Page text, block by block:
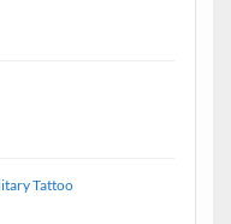
Tattoo